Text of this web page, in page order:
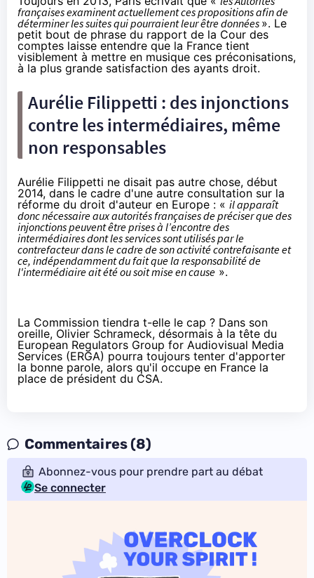
françaises examinent actuellement ces propositions afin de
déterminer les suites qui pourraient leur être données ». Le
petit bout de phrase du rapport de la Cour des
comptes laisse entendre que la France tient
visiblement à mettre en musique ces préconisations,
à la plus grande satisfaction des ayants droit.
Aurélie Filippetti : des injonctions
contre les intermédiaires, même
non responsables
Aurélie Filippetti ne disait pas autre chose, début
2014, dans le cadre d'une autre consultation sur la
réforme du droit d'auteur en Europe : « il apparaît
donc nécessaire aux autorités françaises de préciser que des
injonctions peuvent être prises à l’encontre des
intermédiaires dont les services sont utilisés par le
contrefacteur dans le cadre de son activité contrefaisante et
ce, indépendamment du fait que la responsabilité de
l'intermédiaire ait été ou soit mise en cause ».
La Commission tiendra t-elle le cap ? Dans son
oreille, Olivier Schrameck, désormais à la tête du
European Regulators Group for Audiovisual Media
Services (ERGA) pourra toujours tenter d'apporter
la bonne parole, alors qu'il occupe en France la
place de président du CSA.
Commentaires (8)
Abonnez-vous pour prendre part au débat
Se connecter